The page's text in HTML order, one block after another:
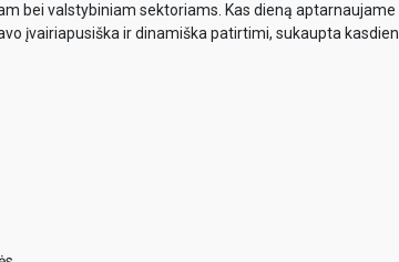
bei valstybiniam sektoriams. Kas dieną aptarnaujame
įvairiapusiška ir dinamiška patirtimi, sukaupta kasdien